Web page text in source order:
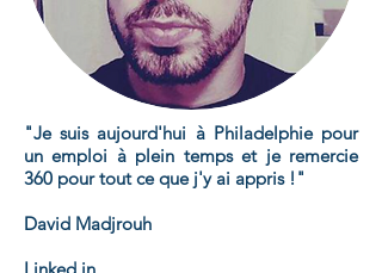
"Je suis aujourd'hui à Philadelphie pour
un emploi à plein temps et je remercie
360 pour tout ce que j'y ai appris !"
David Madjrouh